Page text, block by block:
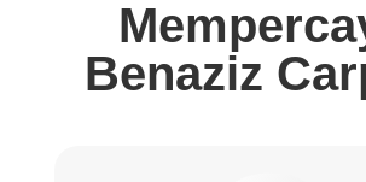
Benaziz